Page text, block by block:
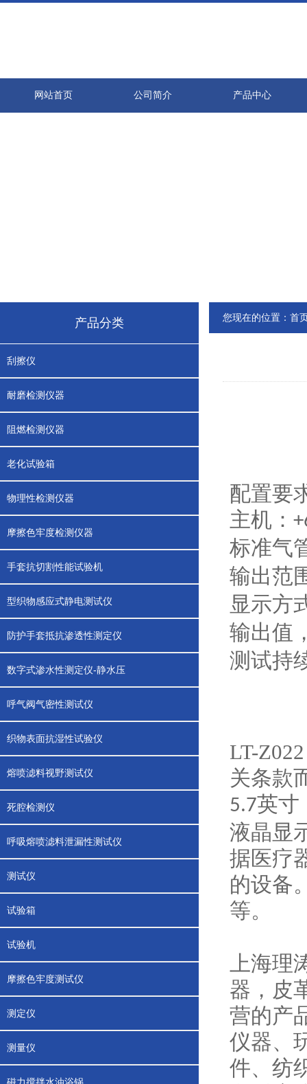
网站首页 公司简介 产品中心
产品分类
刮擦仪
耐磨检测仪器
阻燃检测仪器
老化试验箱
物理性检测仪器
摩擦色牢度检测仪器
手套抗切割性能试验机
型织物感应式静电测试仪
防护手套抵抗渗透性测定仪
数字式渗水性测定仪-静水压
呼气阀气密性测试仪
织物表面抗湿性试验仪
熔喷滤料视野测试仪
死腔检测仪
呼吸熔喷滤料泄漏性测试仪
测试仪
试验箱
试验机
摩擦色牢度测试仪
测定仪
测量仪
您现在的位置： 首
配置要
主机 ：
标准气
输出范
显示方
输出值
测试持
LT-
关条款
5.7英寸
液晶显
据医疗
的设备
等。
上海
器，皮
营的产
仪器、
件、纺